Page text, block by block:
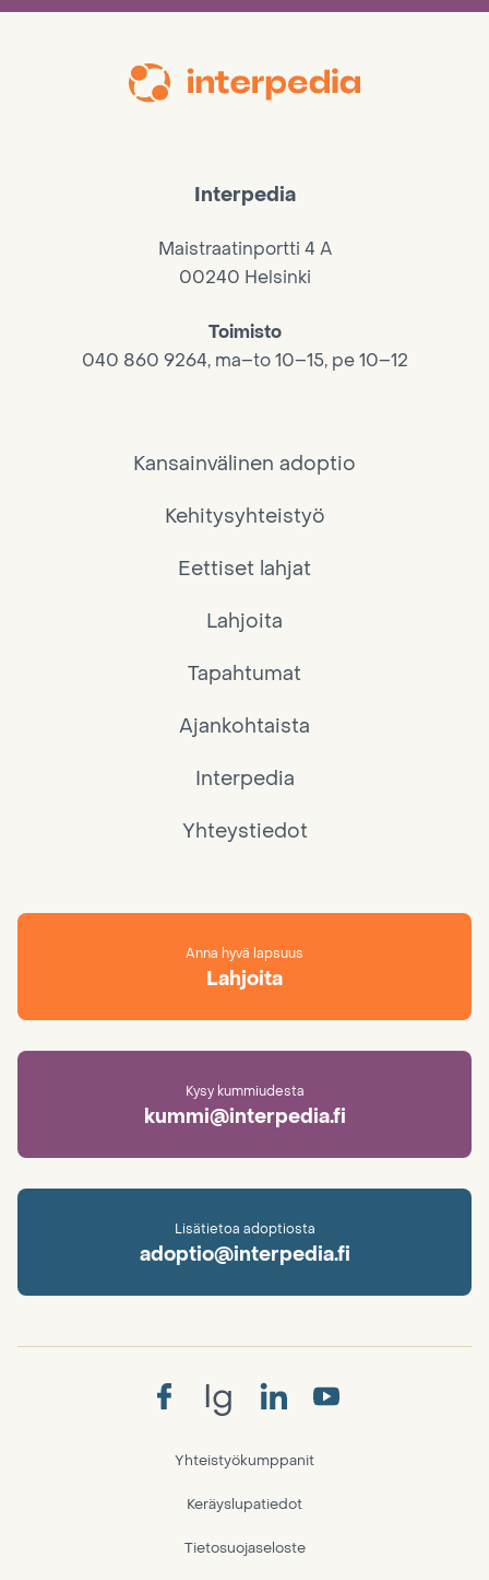
Interpedia
Maistraatinportti 4 A
00240 Helsinki
Toimisto
040 860 9264, ma–to 10–15, pe 10–12
Kansainvälinen adoptio
Kehitysyhteistyö
Eettiset lahjat
Lahjoita
Tapahtumat
Ajankohtaista
Interpedia
Yhteystiedot
Anna hyvä lapsuus
Lahjoita
Kysy kummiudesta
kummi@interpedia.fi
Lisätietoa adoptiosta
adoptio@interpedia.fi
Ig
Yhteistyökumppanit
Keräyslupatiedot
Tietosuojaseloste